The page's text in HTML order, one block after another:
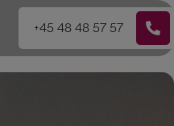
+45 48 48 57 57